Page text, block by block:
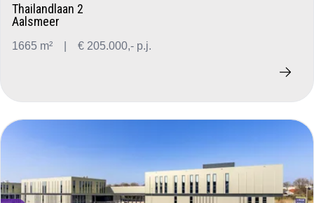
Thailandlaan 2
Aalsmeer
1665 m² € 205.000,- p.j.